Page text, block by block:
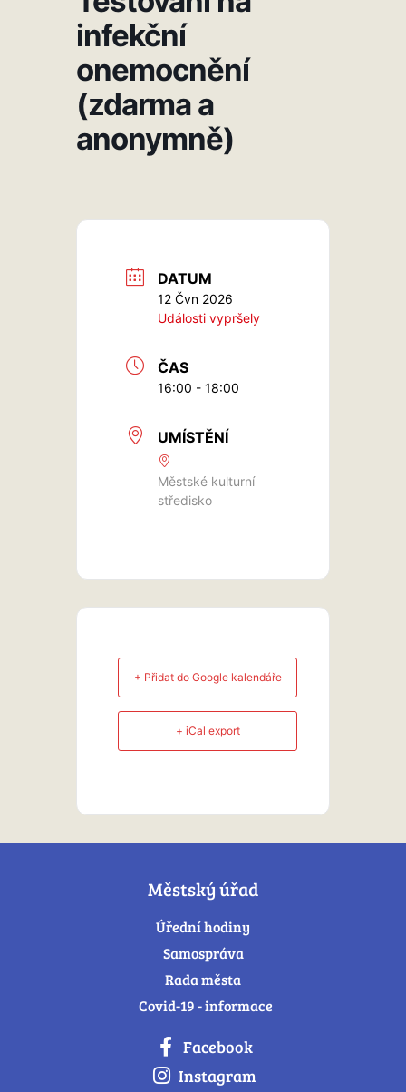
infekční
onemocnění
(zdarma a
anonymně)
DATUM
12 Čvn 2026
Události vypršely
ČAS
16:00 - 18:00
UMÍSTĚNÍ
Městské kulturní
středisko
+ Přidat do Google kalendáře
+ iCal export
Městský úřad
Úřední hodiny
Samospráva
Rada města
Covid-19 - informace
Facebook
Instagram